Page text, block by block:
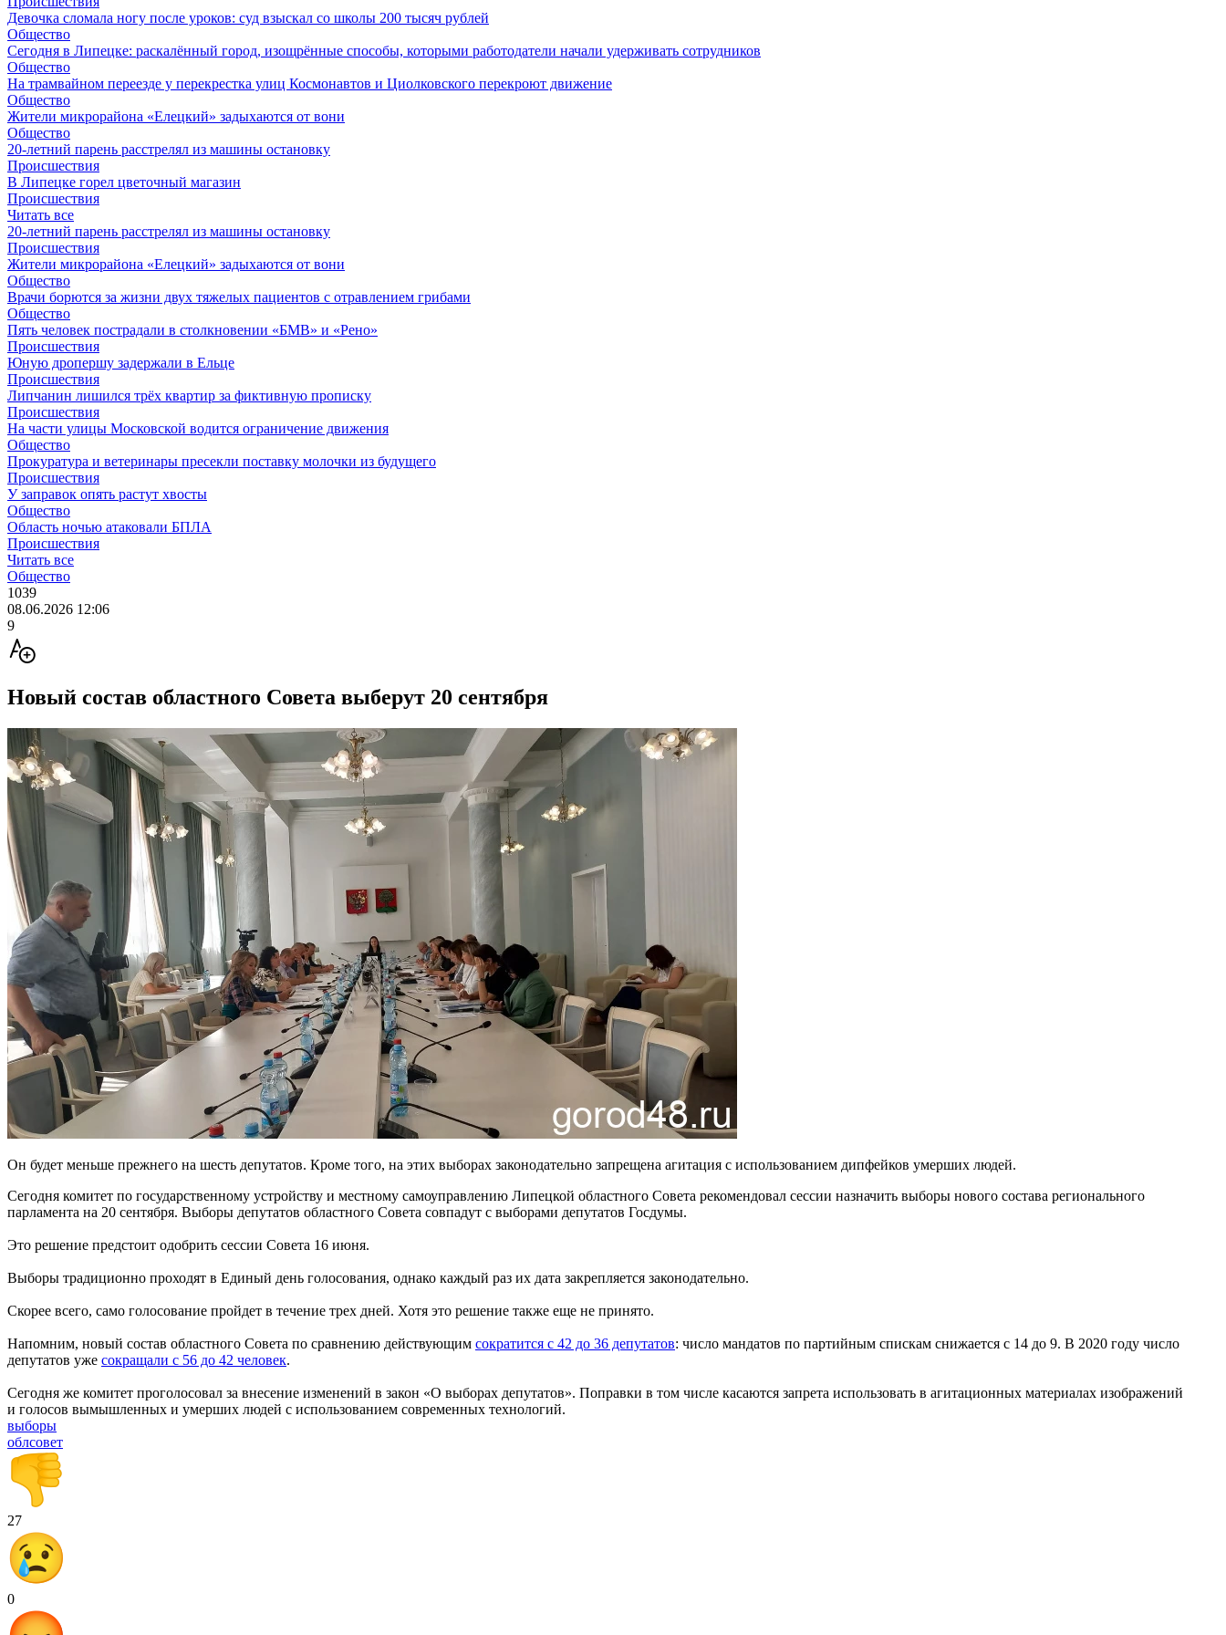
Девочка сломала ногу после уроков: суд взыскал со школы 200 тысяч рублей
Общество
Сегодня в Липецке: раскалённый город, изощрённые способы, которыми работодатели начали удерживать сотрудников
Общество
На трамвайном переезде у перекрестка улиц Космонавтов и Циолковского перекроют движение
Общество
Жители микрорайона «Елецкий» задыхаются от вони
Общество
20-летний парень расстрелял из машины остановку
Происшествия
В Липецке горел цветочный магазин
Происшествия
Читать все
20-летний парень расстрелял из машины остановку
Происшествия
Жители микрорайона «Елецкий» задыхаются от вони
Общество
Врачи борются за жизни двух тяжелых пациентов с отравлением грибами
Общество
Пять человек пострадали в столкновении «БМВ» и «Рено»
Происшествия
Юную дропершу задержали в Ельце
Происшествия
Липчанин лишился трёх квартир за фиктивную прописку
Происшествия
На части улицы Московской водится ограничение движения
Общество
Прокуратура и ветеринары пресекли поставку молочки из будущего
Происшествия
У заправок опять растут хвосты
Общество
Область ночью атаковали БПЛА
Происшествия
Читать все
Общество
1039
08.06.2026 12:06
9
Новый состав областного Совета выберут 20 сентября
Он будет меньше прежнего на шесть депутатов. Кроме того, на этих выборах законодательно запрещена агитация с использованием дипфейков умерших людей.
Сегодня комитет по государственному устройству и местному самоуправлению Липецкой областного Совета рекомендовал сессии назначить выборы нового состава регионального
парламента на 20 сентября. Выборы депутатов областного Совета совпадут с выборами депутатов Госдумы.
Это решение предстоит одобрить сессии Совета 16 июня.
Выборы традиционно проходят в Единый день голосования, однако каждый раз их дата закрепляется законодательно.
Скорее всего, само голосование пройдет в течение трех дней. Хотя это решение также еще не принято.
Напомним, новый состав областного Совета по сравнению действующим сократится с 42 до 36 депутатов: число мандатов по партийным спискам снижается с 14 до 9. В 2020 году число
депутатов уже сокращали с 56 до 42 человек.
Сегодня же комитет проголосовал за внесение изменений в закон «О выборах депутатов». Поправки в том числе касаются запрета использовать в агитационных материалах изображений
и голосов вымышленных и умерших людей с использованием современных технологий.
выборы
облсовет
27
0